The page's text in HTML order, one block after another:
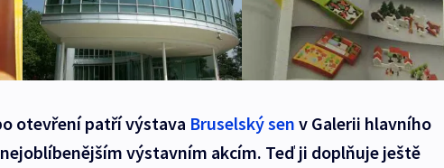
otevření patří výstava Bruselský sen v Galerii hlavního
výstavním akcím. Teď ji doplňuje ještě